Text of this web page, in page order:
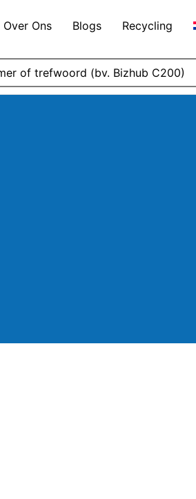
Over Ons Blogs Recycling